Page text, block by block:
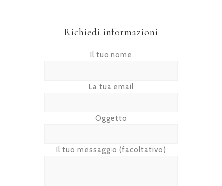
Richiedi informazioni
Il tuo nome
La tua email
Oggetto
Il tuo messaggio (facoltativo)